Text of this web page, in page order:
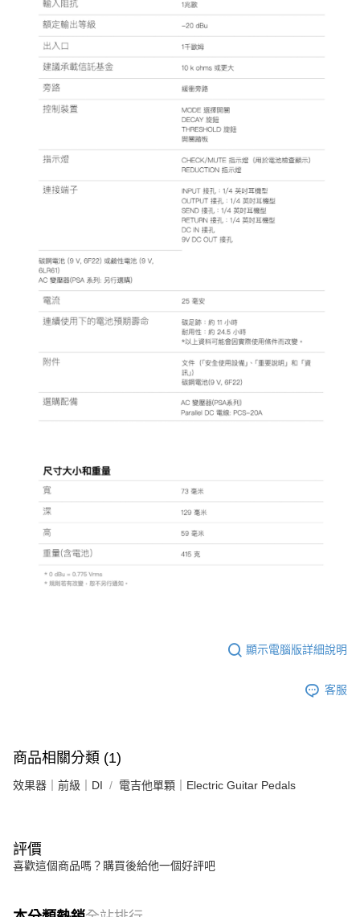
顯示電腦版詳細說明
客服
商品相關分類 (1)
效果器｜前級｜DI 電吉他單顆｜Electric Guitar Pedals
評價
喜歡這個商品嗎？購買後給他一個好評吧